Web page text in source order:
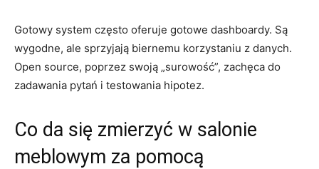
Gotowy system często oferuje gotowe dashboardy. Są
wygodne, ale sprzyjają biernemu korzystaniu z danych.
Open source, poprzez swoją „surowość”, zachęca do
zadawania pytań i testowania hipotez.
Co da się zmierzyć w salonie
meblowym za pomocą